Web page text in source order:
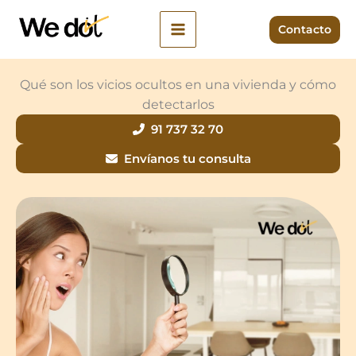
Contacto
Qué son los vicios ocultos en una vivienda y cómo
detectarlos
91 737 32 70
Envíanos tu consulta